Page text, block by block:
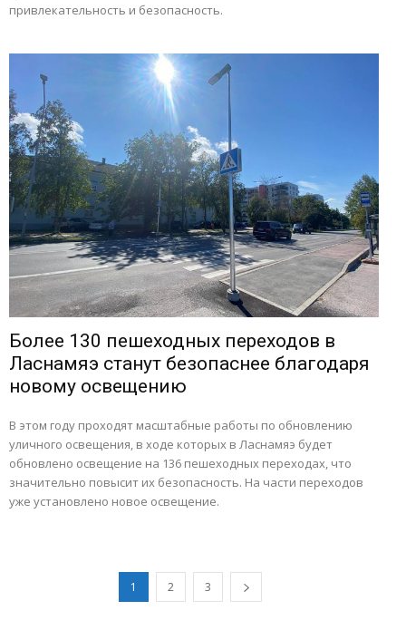
привлекательность и безопасность.
Более 130 пешеходных переходов в
Ласнамяэ станут безопаснее благодаря
новому освещению
В этом году проходят масштабные работы по обновлению
уличного освещения, в ходе которых в Ласнамяэ будет
обновлено освещение на 136 пешеходных переходах, что
значительно повысит их безопасность. На части переходов
уже установлено новое освещение.
1 2 3